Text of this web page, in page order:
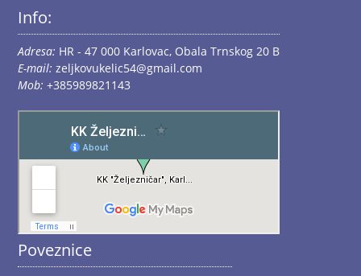
Info:
Adresa: HR - 47 000 Karlovac, Obala Trnskog 20 B
E-mail: zeljkovukelic54@gmail.com
Mob: +385989821143
Poveznice